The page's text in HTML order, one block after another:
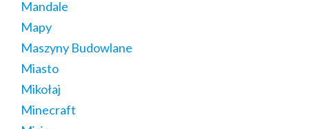
Mandale
Mapy
Maszyny Budowlane
Miasto
Mikołaj
Minecraft